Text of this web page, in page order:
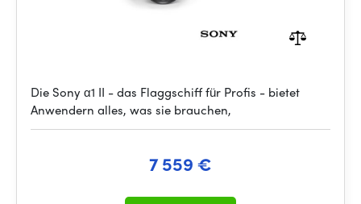
Die Sony α1 II - das Flaggschiff für Profis - bietet
Anwendern alles, was sie brauchen,
7 559 €